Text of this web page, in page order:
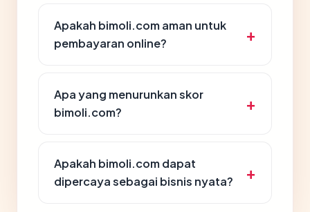
Apakah bimoli.com aman untuk
pembayaran online?
Apa yang menurunkan skor
bimoli.com?
Apakah bimoli.com dapat
dipercaya sebagai bisnis nyata?